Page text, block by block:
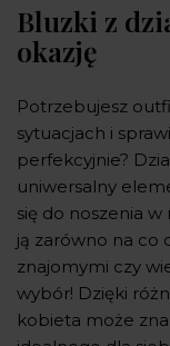
Bluzki z
okazję
Potrzebujesz
sytuacjach i
perfekcyjnie?
uniwersalny
się do noszenia w
ją zarówno na co
znajomymi czy
wybór! Dzięki
kobieta może